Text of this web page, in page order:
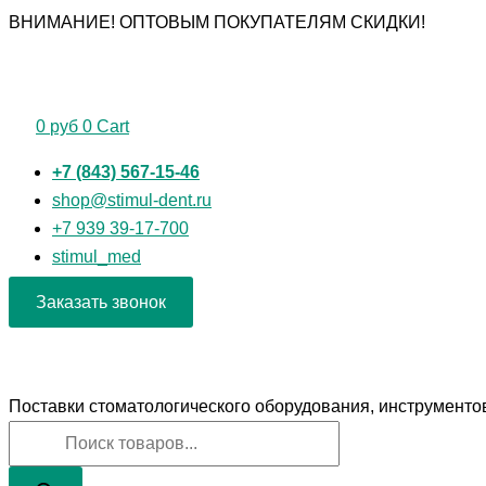
Перейти
ВНИМАНИЕ! ОПТОВЫМ ПОКУПАТЕЛЯМ СКИДКИ!
0 руб 0 Cart
+7 (843) 567-15-46
shop@stimul-dent.ru
+7 939 39-17-700
stimul_med
Заказать звонок
Поставки стоматологического оборудования,
Поиск
Поиск